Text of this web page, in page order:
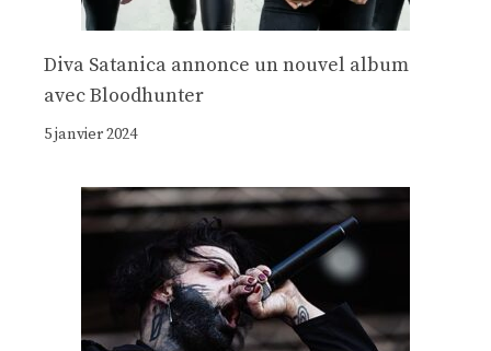
Diva Satanica annonce un nouvel album
avec Bloodhunter
5 janvier 2024